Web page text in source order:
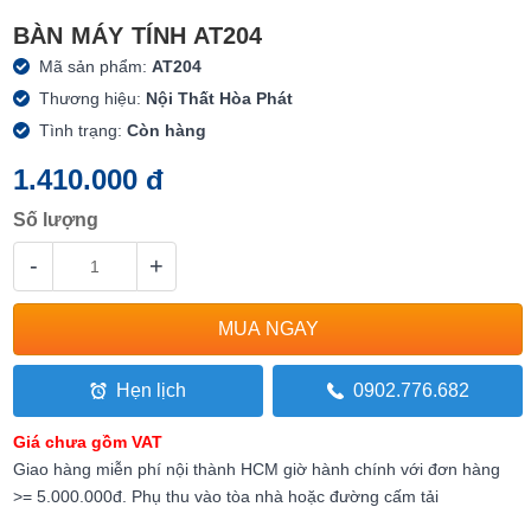
BÀN MÁY TÍNH AT204
Mã sản phẩm:AT204
Thương hiệu: Nội Thất Hòa Phát
Tình trạng:Còn hàng
1.410.000 đ
Số lượng
- +
Hẹn lịch 0902.776.682
Giá chưa gồm VAT
Giao hàng miễn phí nội thành HCM giờ hành chính với đơn hàng
>= 5.000.000đ. Phụ thu vào tòa nhà hoặc đường cấm tải